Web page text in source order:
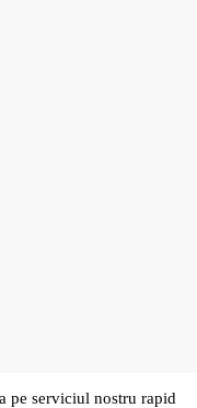
pe serviciul nostru rapid